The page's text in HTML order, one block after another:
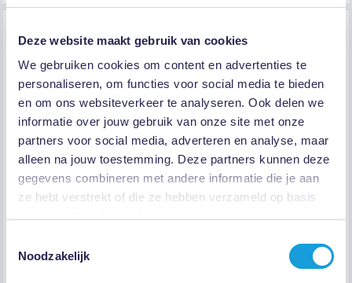
Deze website maakt gebruik van cookies
We gebruiken cookies om content en advertenties te
personaliseren, om functies voor social media te bieden
en om ons websiteverkeer te analyseren. Ook delen we
informatie over jouw gebruik van onze site met onze
partners voor social media, adverteren en analyse, maar
alleen na jouw toestemming. Deze partners kunnen deze
gegevens combineren met andere informatie die je aan
ze hebt verstrekt of die ze hebben verzameld op basis
Noodzakelijk
Stap #3
Het online consult vindt plaats